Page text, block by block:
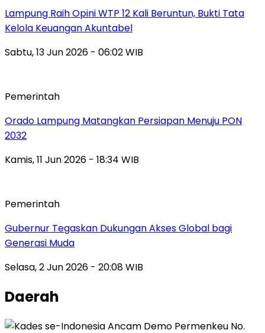
Lampung Raih Opini WTP 12 Kali Beruntun, Bukti Tata
Kelola Keuangan Akuntabel
Sabtu, 13 Jun 2026 - 06:02 WIB
Pemerintah
Orado Lampung Matangkan Persiapan Menuju PON
2032
Kamis, 11 Jun 2026 - 18:34 WIB
Pemerintah
Gubernur Tegaskan Dukungan Akses Global bagi
Generasi Muda
Selasa, 2 Jun 2026 - 20:08 WIB
Daerah